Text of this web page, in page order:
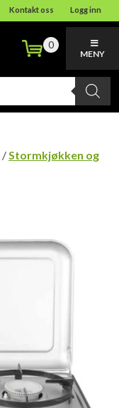
Kontakt oss Logg inn
0
MENY
/Stormkjøkken og